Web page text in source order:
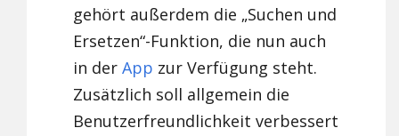
gehört außerdem die „Suchen und
Ersetzen“-Funktion, die nun auch
in derApp zur Verfügung steht.
Zusätzlich soll allgemein die
Benutzerfreundlichkeit verbessert